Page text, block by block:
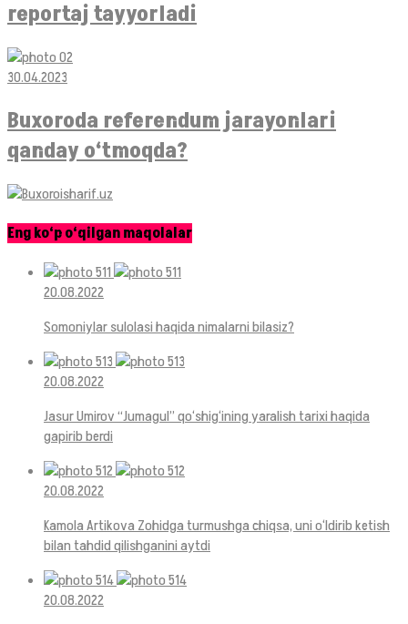
reportaj tayyorladi
30.04.2023
Buxoroda referendum jarayonlari
qanday o‘tmoqda?
Eng ko‘p o‘qilgan maqolalar
20.08.2022
Somoniylar sulolasi haqida nimalarni bilasiz?
20.08.2022
Jasur Umirov “Jumagul” qo‘shig‘ining yaralish tarixi haqida
gapirib berdi
20.08.2022
Kamola Artikova Zohidga turmushga chiqsa, uni o‘ldirib ketish
bilan tahdid qilishganini aytdi
20.08.2022